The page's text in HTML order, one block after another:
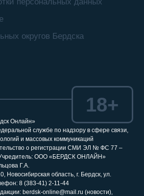
округов Бердска
Онлайн»
службе по надзору в сфере связи,
и массовых коммуникаций
о регистрации СМИ ЭЛ № ФС 77 –
Учредитель: ООО «БЕРДСК ОНЛАЙН»
Г.А.
Новосибирская область, г. Бердск, ул.
8 (383-41) 2-11-44
berdsk-online@mail.ru (новости),
18+